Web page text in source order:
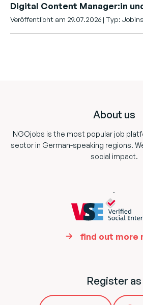
Digital Content Manager:in
Veröffentlicht am 29.07.2026 | Typ:
About us
NGOjobs is the most popular job
sector in German-speaking regions.
social impact.
.
find out more
Register as